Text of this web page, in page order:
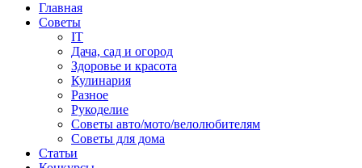
Главная
Советы
IT
Дача, сад и огород
Здоровье и красота
Кулинария
Разное
Рукоделие
Советы авто/мото/велолюбителям
Советы для дома
Статьи